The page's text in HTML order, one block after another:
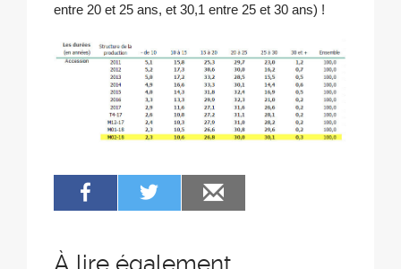
entre 20 et 25 ans, et 30,1 entre 25 et 30 ans) !